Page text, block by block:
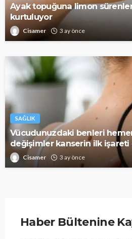
Ayak topuğuna limon
kurtuluyor
Cisamer 3 ay önce
SAĞLIK
Vücudunuzdaki benleri
değişimler kanserin ilk işareti
Cisamer 3 ay önce
Haber Bültenine